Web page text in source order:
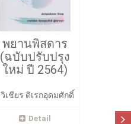
พยานพิสดาร
(ฉบับปรับปรุง
ใหม่ ปี 2564)
วิเชียร ดิเรกอุดมศักดิ์
Detail